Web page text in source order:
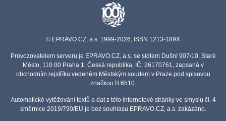
© EPRAVO.CZ, a.s. 1999-2026, ISSN 1213-189X
Provozovatelem serveru je EPRAVO.CZ, a.s. se sídlem Dušní 907/10, Staré
Město, 110 00 Praha 1, Česká republika, IČ: 26170761, zapsaná v
obchodním rejstříku vedeném Městským soudem v Praze pod spisovou
značkou B 6510.
Automatické vytěžování textů a dat z této internetové stránky ve smyslu čl. 4
směrnice 2019/790/EU je bez souhlasu EPRAVO.CZ, a.s. zakázáno.